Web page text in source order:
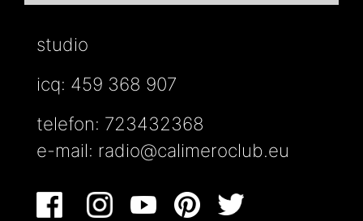
studio
icq: 459 368 907
telefon: 723432368
e-mail: radio@calimeroclub.eu